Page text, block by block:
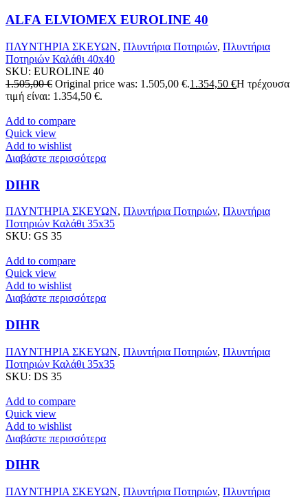
ALFA ELVIOMEX EUROLINE 40
ΠΛΥΝΤΗΡΙΑ ΣΚΕΥΩΝ, Πλυντήρια Ποτηριών, Πλυντήρια
Ποτηριών Καλάθι 40x40
SKU: EUROLINE 40
1.505,00€ Original price was: 1.505,00 €.1.354,50 €Η τρέχουσα
τιμή είναι: 1.354,50 €.
Add to compare
Quick view
Add to wishlist
Διαβάστε περισσότερα
DIHR
ΠΛΥΝΤΗΡΙΑ ΣΚΕΥΩΝ, Πλυντήρια Ποτηριών, Πλυντήρια
Ποτηριών Καλάθι 35x35
SKU: GS 35
Add to compare
Quick view
Add to wishlist
Διαβάστε περισσότερα
DIHR
ΠΛΥΝΤΗΡΙΑ ΣΚΕΥΩΝ, Πλυντήρια Ποτηριών, Πλυντήρια
Ποτηριών Καλάθι 35x35
SKU: DS 35
Add to compare
Quick view
Add to wishlist
Διαβάστε περισσότερα
DIHR
ΠΛΥΝΤΗΡΙΑ ΣΚΕΥΩΝ, Πλυντήρια Ποτηριών, Πλυντήρια